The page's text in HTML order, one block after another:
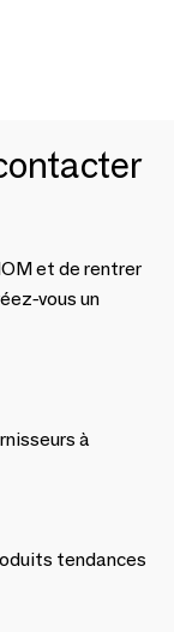
et de rentrer
vous un
à
tendances